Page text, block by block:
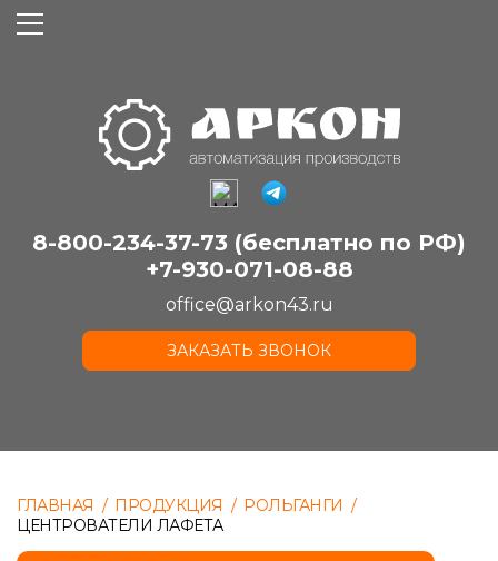
8-800-234-37-73 (бесплатно по РФ)
+7-930-071-08-88
office@arkon43.ru
ЗАКАЗАТЬ ЗВОНОК
ГЛАВНАЯ / ПРОДУКЦИЯ / РОЛЬГАНГИ /
ЦЕНТРОВАТЕЛИ ЛАФЕТА